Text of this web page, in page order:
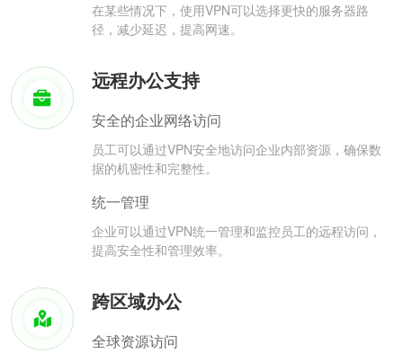
在某些情况下，使用VPN可以选择更快的服务器路
径，减少延迟，提高网速。
远程办公支持
安全的企业网络访问
员工可以通过VPN安全地访问企业内部资源，确保数
据的机密性和完整性。
统一管理
企业可以通过VPN统一管理和监控员工的远程访问，
提高安全性和管理效率。
跨区域办公
全球资源访问